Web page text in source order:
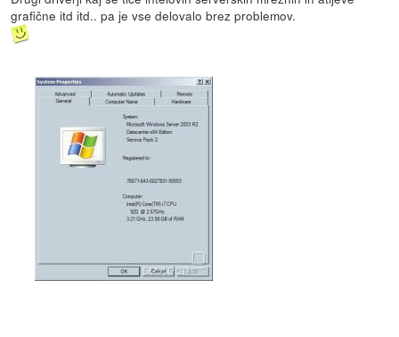
grafične itd itd.. pa je vse delovalo brez problemov.